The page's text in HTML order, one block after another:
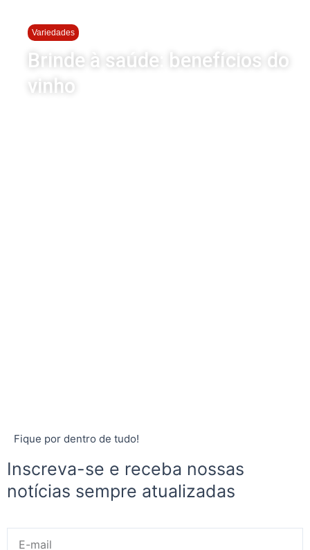
Variedades
Brinde à saúde: benefícios do
vinho
Fique por dentro de tudo!
Inscreva-se e receba nossas
notícias sempre atualizadas